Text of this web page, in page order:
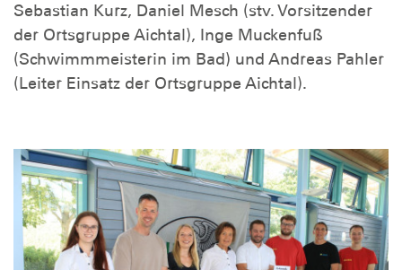
Sebastian Kurz, Daniel Mesch (stv. Vorsitzender
der Ortsgruppe Aichtal), Inge Muckenfuß
(Schwimmmeisterin im Bad) und Andreas Pahler
(Leiter Einsatz der Ortsgruppe Aichtal).